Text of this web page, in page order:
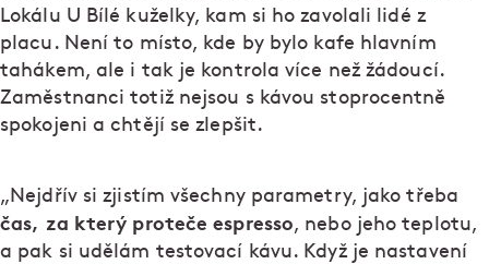
Lokálu U Bílé kuželky, kam si ho zavolali lidé z
placu. Není to místo, kde by bylo kafe hlavním
tahákem, ale i tak je kontrola více než žádoucí.
Zaměstnanci totiž nejsou s kávou stoprocentně
spokojeni a chtějí se zlepšit.
„Nejdřív si zjistím všechny parametry, jako třeba
čas, za který proteče espresso, nebo jeho teplotu,
a pak si udělám testovací kávu. Když je nastavení